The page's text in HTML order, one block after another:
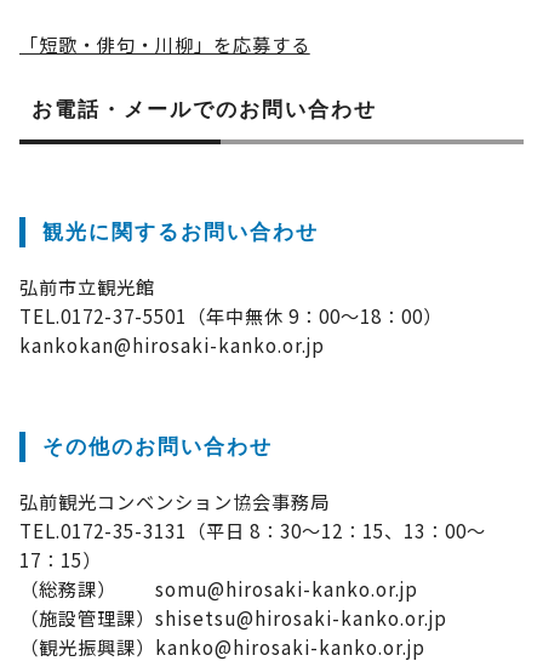
「短歌・俳句・川柳」を応募する
お電話・メールでのお問い合わせ
観光に関するお問い合わせ
弘前市立観光館
TEL.0172-37-5501（年中無休 9：00～18：00）
kankokan@hirosaki-kanko.or.jp
その他のお問い合わせ
弘前観光コンベンション協会事務局
TEL.0172-35-3131（平日 8：30～12：15、13：00～
17：15）
（総務課） somu@hirosaki-kanko.or.jp
（施設管理課）shisetsu@hirosaki-kanko.or.jp
（観光振興課）kanko@hirosaki-kanko.or.jp